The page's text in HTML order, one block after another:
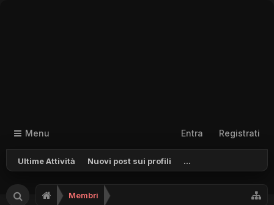
Menu
Ultime Attività Nuovi post sui profili ...
Entra Registrati
Membri